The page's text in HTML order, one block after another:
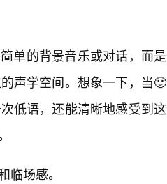
单的背景音乐或对话，而是
声学空间。想象一下，当🙂
低语，还能清晰地感受到这
场感。